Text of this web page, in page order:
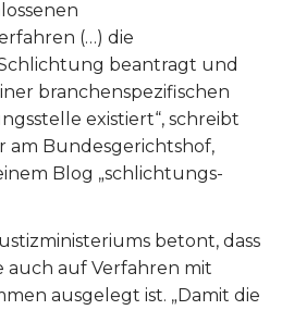
(…) die
beantragt und
branchenspezifischen
existiert“, schreibt
am Bundesgerichtshof,
Blog „schlichtungs-
betont, dass
auch auf Verfahren mit
ausgelegt ist. „Damit die